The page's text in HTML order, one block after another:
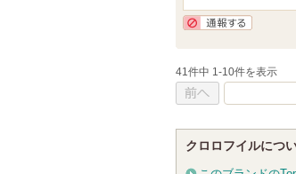
41件中 1-10件を表示
クロロフイルにつ